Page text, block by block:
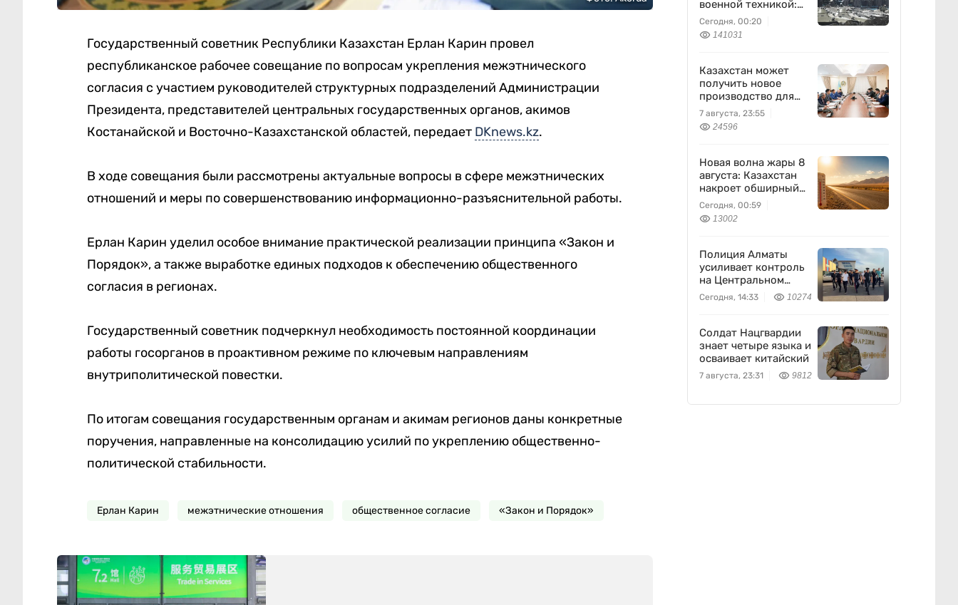
Государственный советник Республики Казахстан Ерлан Карин провел
республиканское рабочее совещание по вопросам укрепления межэтнического
согласия с участием руководителей структурных подразделений Администрации
Президента, представителей центральных государственных органов, акимов
Костанайской и Восточно-Казахстанской областей, передает DKnews.kz.
В ходе совещания были рассмотрены актуальные вопросы в сфере межэтнических
отношений и меры по совершенствованию информационно-разъяснительной работы.
Ерлан Карин уделил особое внимание практической реализации принципа «Закон и
Порядок», а также выработке единых подходов к обеспечению общественного
согласия в регионах.
Государственный советник подчеркнул необходимость постоянной координации
работы госорганов в проактивном режиме по ключевым направлениям
внутриполитической повестки.
По итогам совещания государственным органам и акимам регионов даны конкретные
поручения, направленные на консолидацию усилий по укреплению общественно-
политической стабильности.
Ерлан Карин межэтнические отношения общественное согласие «Закон и Порядок»
военной техникой:
что известно
Сегодня, 00:20
141031
Казахстан может
получить новое
производство для
химпрома и
энергетики
7 августа, 23:55
24596
Новая волна жары 8
августа: Казахстан
накроет обширный
антициклон
Сегодня, 00:59
13002
Полиция Алматы
усиливает контроль
на Центральном
вещевом рынке
Сегодня, 14:33 10274
Солдат Нацгвардии
знает четыре языка и
осваивает китайский
7 августа, 23:31 9812